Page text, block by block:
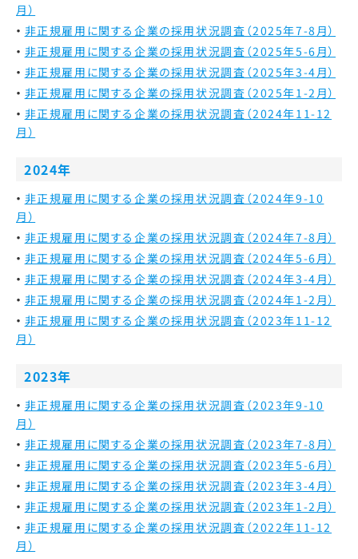
月）
非正規雇用に関する企業の採用状況調査（2025年7-8月）
非正規雇用に関する企業の採用状況調査（2025年5-6月）
非正規雇用に関する企業の採用状況調査（2025年3-4月）
非正規雇用に関する企業の採用状況調査（2025年1-2月）
非正規雇用に関する企業の採用状況調査（2024年11-12
月）
2024年
非正規雇用に関する企業の採用状況調査（2024年9-10
月）
非正規雇用に関する企業の採用状況調査（2024年7-8月）
非正規雇用に関する企業の採用状況調査（2024年5-6月）
非正規雇用に関する企業の採用状況調査（2024年3-4月）
非正規雇用に関する企業の採用状況調査（2024年1-2月）
非正規雇用に関する企業の採用状況調査（2023年11-12
月）
2023年
非正規雇用に関する企業の採用状況調査（2023年9-10
月）
非正規雇用に関する企業の採用状況調査（2023年7-8月）
非正規雇用に関する企業の採用状況調査（2023年5-6月）
非正規雇用に関する企業の採用状況調査（2023年3-4月）
非正規雇用に関する企業の採用状況調査（2023年1-2月）
非正規雇用に関する企業の採用状況調査（2022年11-12
月）